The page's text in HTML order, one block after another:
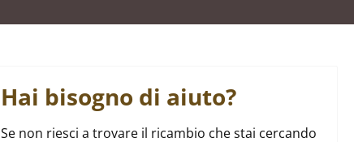
Hai bisogno di aiuto?
Se non riesci a trovare il ricambio che stai cercando